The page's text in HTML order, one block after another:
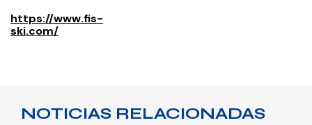
https://www.fis-
ski.com/
NOTICIAS RELACIONADAS